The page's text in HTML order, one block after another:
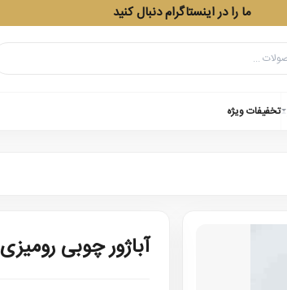
ما را در اینستاگرام دنبال کنید
تخفیفات ویژه
آباژور چوبی